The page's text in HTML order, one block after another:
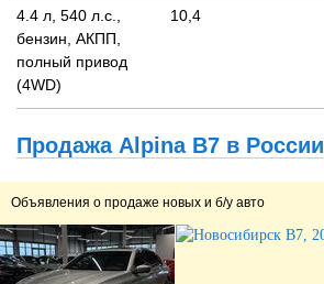
4.4 л, 540 л.с.,
бензин, АКПП,
полный привод
(4WD)
10,4
Продажа Alpina B7 в России
Объявления о продаже новых и б/у авто